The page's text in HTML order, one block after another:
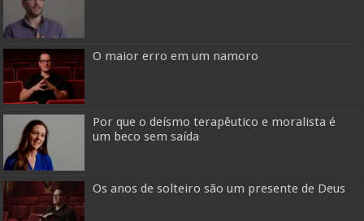
O maior erro em um namoro
Por que o deísmo terapêutico e moralista é
um beco sem saída
Os anos de solteiro são um presente de Deus